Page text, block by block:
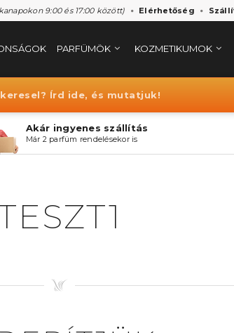
9:00 és 17:00 között) Elérhetőség
PARFÜMÖK KOZMETIKUMOK
Írd ide, és mutatjuk!
Akár ingyenes szállítás
Már 2 parfüm rendelésekor is